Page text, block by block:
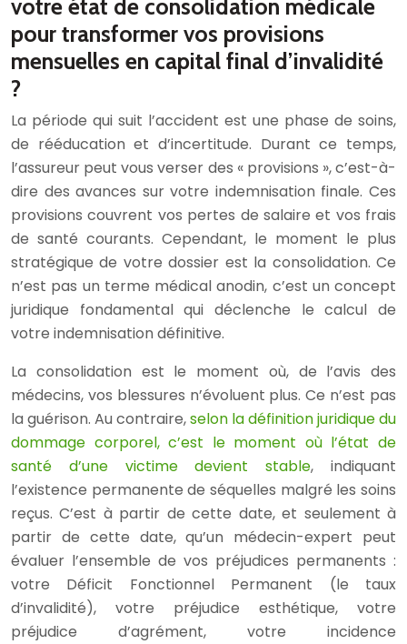
votre état de consolidation médicale
pour transformer vos provisions
mensuelles en capital final d’invalidité
?
La période qui suit l’accident est une phase de soins,
de rééducation et d’incertitude. Durant ce temps,
l’assureur peut vous verser des « provisions », c’est-à-
dire des avances sur votre indemnisation finale. Ces
provisions couvrent vos pertes de salaire et vos frais
de santé courants. Cependant, le moment le plus
stratégique de votre dossier est la consolidation. Ce
n’est pas un terme médical anodin, c’est un concept
juridique fondamental qui déclenche le calcul de
votre indemnisation définitive.
La consolidation est le moment où, de l’avis des
médecins, vos blessures n’évoluent plus. Ce n’est pas
la guérison. Au contraire,selon la définition juridique du
dommage corporel, c’est le moment où l’état de
santé d’une victime devient stable, indiquant
l’existence permanente de séquelles malgré les soins
reçus. C’est à partir de cette date, et seulement à
partir de cette date, qu’un médecin-expert peut
évaluer l’ensemble de vos préjudices permanents :
votre Déficit Fonctionnel Permanent (le taux
d’invalidité), votre préjudice esthétique, votre
préjudice d’agrément, votre incidence